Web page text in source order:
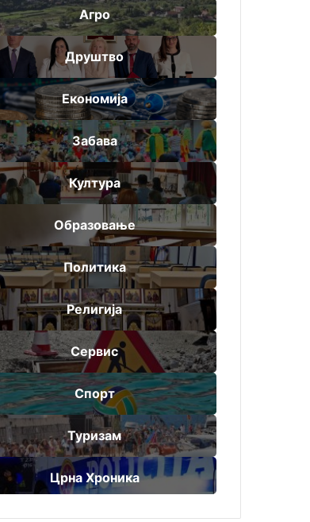
Агро
Друштво
Економија
Забава
Култура
Образовање
Политика
Религија
Сервис
Спорт
Туризам
Црна Хроника